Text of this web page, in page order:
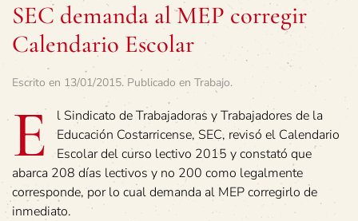
SEC demanda al MEP corregir
Calendario Escolar
Escrito en 13/01/2015. Publicado en Trabajo.
E
l Sindicato de Trabajadoras y Trabajadores de la
Educación Costarricense, SEC, revisó el Calendario
Escolar del curso lectivo 2015 y constató que
abarca 208 días lectivos y no 200 como legalmente
corresponde, por lo cual demanda al MEP corregirlo de
inmediato.